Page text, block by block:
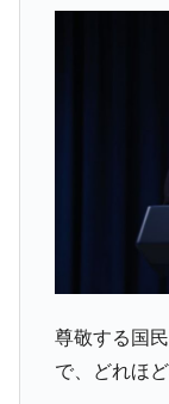
尊敬する国
で、どれほ